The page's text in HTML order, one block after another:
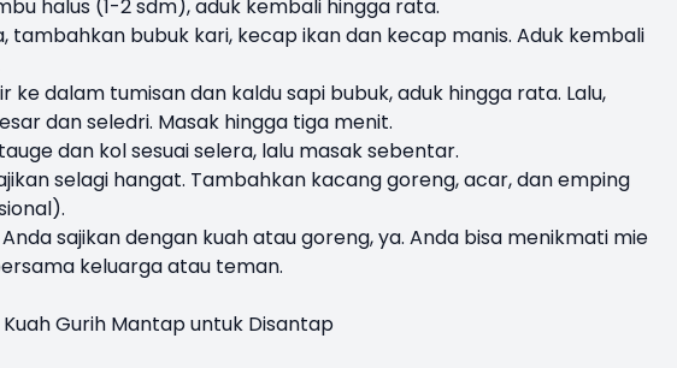
halus (1-2 sdm), aduk kembali hingga rata.
bubuk kari, kecap ikan dan kecap manis. Aduk kembali
ke dalam tumisan dan kaldu sapi bubuk, aduk hingga rata. Lalu,
dan seledri. Masak hingga tiga menit.
dan kol sesuai selera, lalu masak sebentar.
selagi hangat. Tambahkan kacang goreng, acar, dan emping
sajikan dengan kuah atau goreng, ya. Anda bisa menikmati mie
keluarga atau teman.
Gurih Mantap untuk Disantap